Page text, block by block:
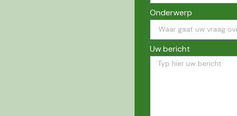
Onderwerp
Uw bericht